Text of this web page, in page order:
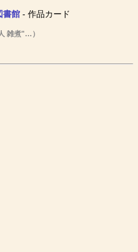
書館- 作品カード
雑煮"…）